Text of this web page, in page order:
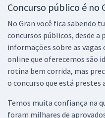
Concurso público é no
No Gran você fica sabendo
concursos públicos, desde a
informações sobre as vagas
online que oferecemos são
rotina bem corrida, mas
o concurso que está prestes
Temos muita confiança na
foram milhares de